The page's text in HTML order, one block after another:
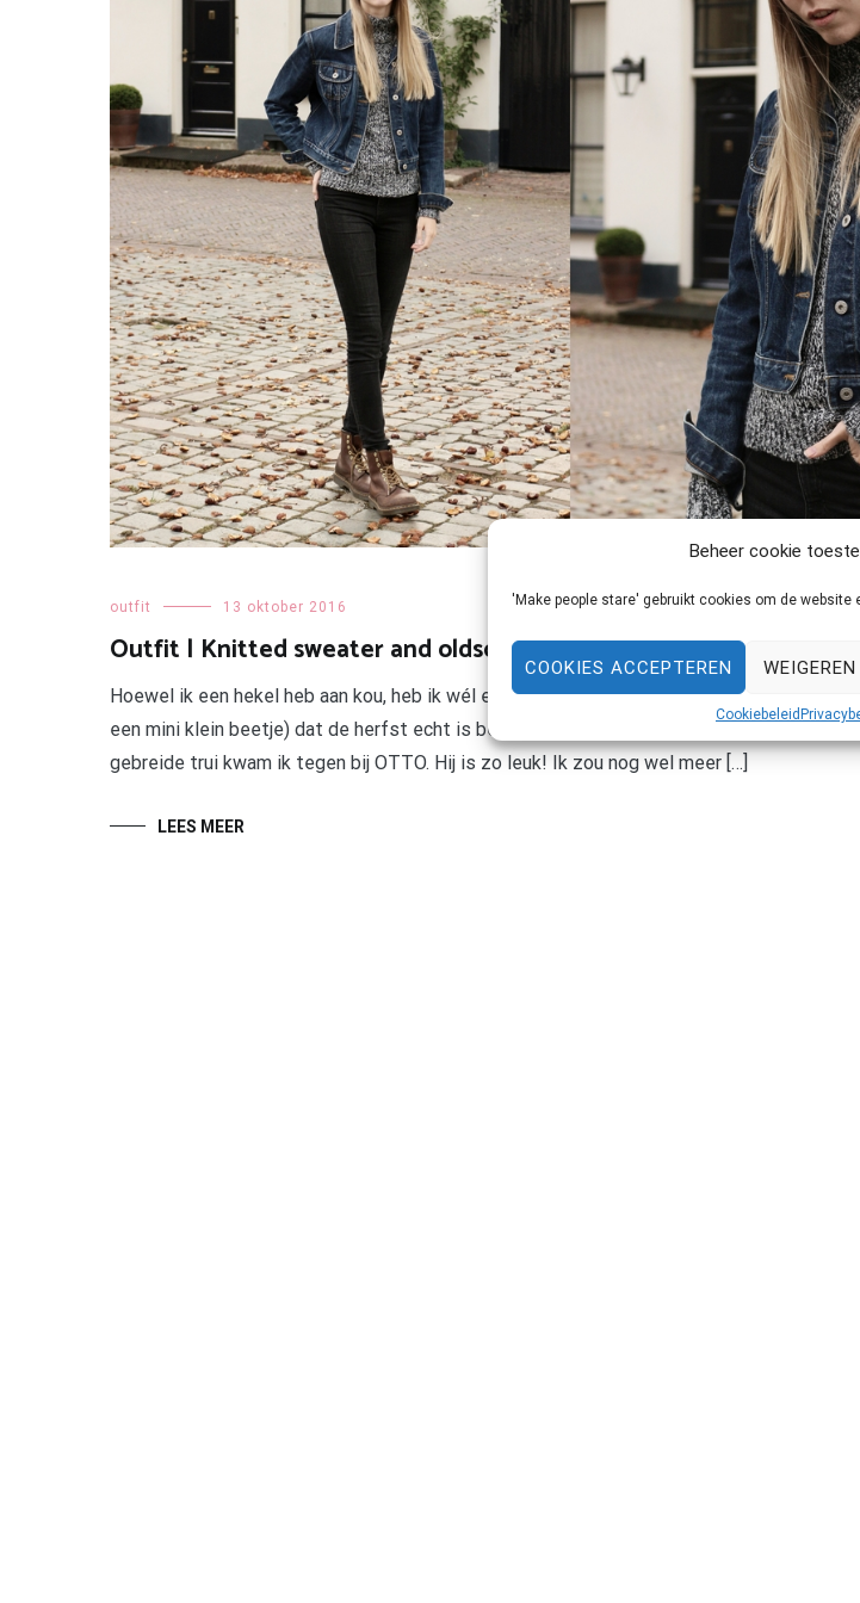
Beheer cookie
'Make people stare' gebruikt cookies om de website
COOKIES ACCEPTEREN WEIGEREN
Cookiebeleid
outfit 13 oktober 2016
Outfit | Knitted sweater and oldschool glasses
Hoewel ik een hekel heb aan kou, heb ik wél een zwak voor truien. Dus stiekem ben ik
een mini klein beetje) dat de herfst echt is begonnen. Tijd om mijn nieuwe aanwinst te
gebreide trui kwam ik tegen bij OTTO. Hij is zo leuk! Ik zou nog wel meer […]
LEES MEER